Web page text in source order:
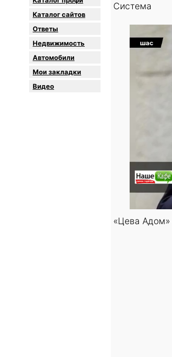
Каталог сайтов
Oтветы
Недвижимость
Автомобили
Мои закладки
Видео
Система
«Цева Адом»